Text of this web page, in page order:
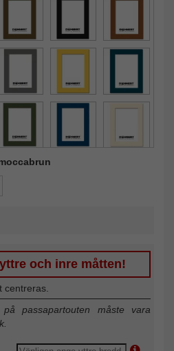
och inre måtten!
centreras.
passapartouten måste vara